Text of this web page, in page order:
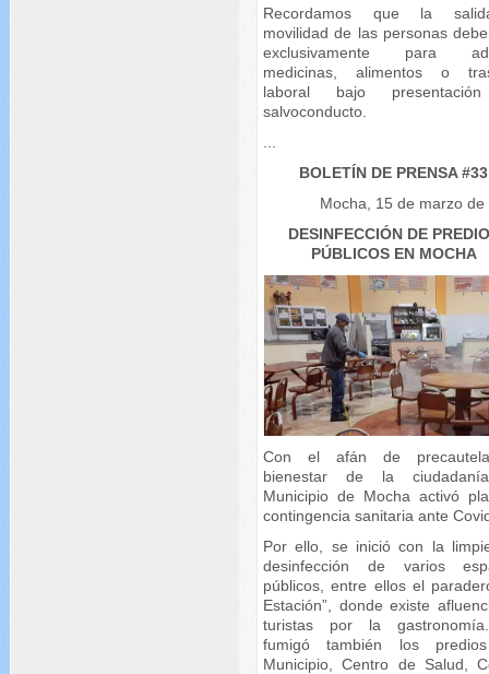
Recordamos que la
movilidad de las personas
exclusivamente para
medicinas, alimentos o
laboral bajo
salvoconducto.
BOLETÍN DE PRENSA #33
Mocha, 15 de marzo de
DESINFECCIÓN DE
PÚBLICOS EN MOCHA
Con el afán de
bienestar de la
Municipio de Mocha activó
contingencia sanitaria ante
Por ello, se inició con la
desinfección de varios
públicos, entre ellos el
Estación”, donde existe
turistas por la
fumigó también los
Municipio, Centro de Salud,